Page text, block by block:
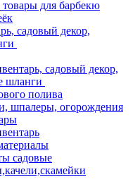
для барбекю
садовый декор,
садовый декор,
шланги
полива
шпалеры, огорождения
садовые